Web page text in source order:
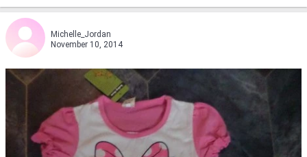
Michelle_Jordan
November 10, 2014